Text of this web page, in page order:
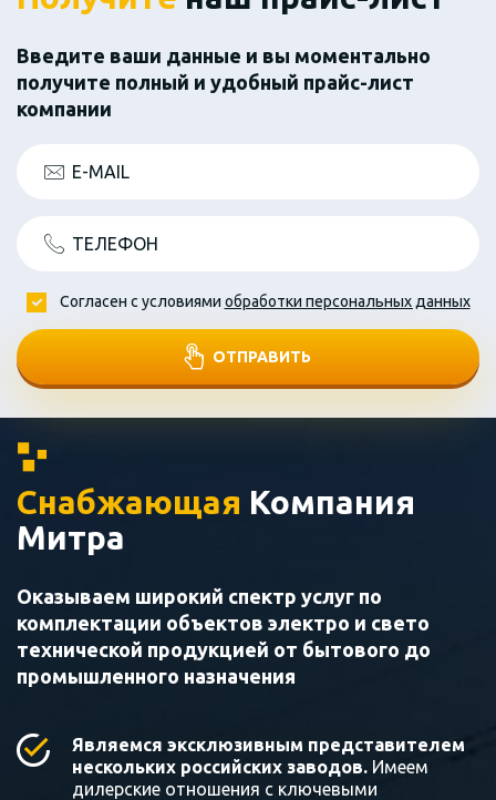
Введите ваши данные и вы моментально
получите полный и удобный прайс-лист
компании
E-MAIL
ТЕЛЕФОН
ОТПРАВИТЬ
Согласен с условиями обработки персональных данных
Снабжающая Компания
Митра
Оказываем широкий спектр услуг по
комплектации объектов электро и свето
технической продукцией от бытового до
промышленного назначения
Являемся эксклюзивным представителем
нескольких российских заводов. Имеем
дилерские отношения с ключевыми